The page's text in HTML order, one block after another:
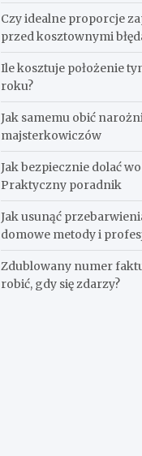
Czy idealne proporcje
przed kosztownymi
Ile kosztuje położenie
roku?
Jak samemu obić
majsterkowiczów
Jak bezpiecznie dolać
Praktyczny poradnik
Jak usunąć
domowe metody i
Zdublowany numer
robić, gdy się zdarzy?